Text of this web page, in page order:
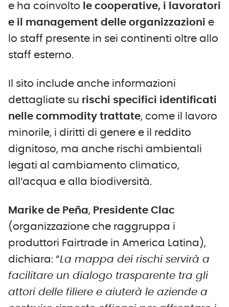
e ha coinvolto le cooperative, i lavoratori
e il management delle organizzazioni e
lo staff presente in sei continenti oltre allo
staff esterno.
Il sito include anche informazioni
dettagliate su rischi specifici identificati
nelle commodity trattate, come il lavoro
minorile, i diritti di genere e il reddito
dignitoso, ma anche rischi ambientali
legati al cambiamento climatico,
all’acqua e alla biodiversità.
Marike de Peña, Presidente Clac
(organizzazione che raggruppa i
produttori Fairtrade in America Latina),
dichiara: “La mappa dei rischi servirà a
facilitare un dialogo trasparente tra gli
attori delle filiere e aiuterà le aziende a